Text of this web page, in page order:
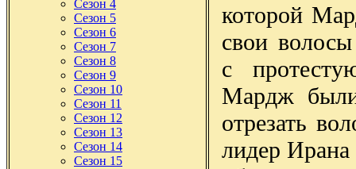
Сезон 4
Сезон 5
Сезон 6
Сезон 7
Сезон 8
Сезон 9
Сезон 10
Сезон 11
Сезон 12
Сезон 13
Сезон 14
Сезон 15
которой
свои
с
Мардж
отрезать
лидер